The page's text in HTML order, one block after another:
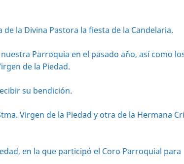
la Divina Pastora la fiesta de la Candelaria.
Parroquia en el pasado año, así como
de la Piedad.
su bendición.
Virgen de la Piedad y otra de la Hermana
en la que participó el Coro Parroquial para